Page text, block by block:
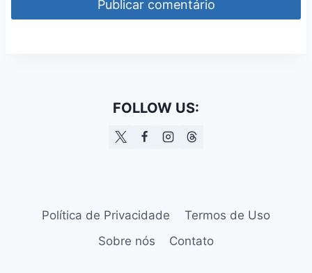
FOLLOW US:
Política de Privacidade
Termos de Uso
Sobre nós
Contato